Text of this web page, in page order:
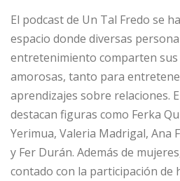
El podcast de Un Tal Fredo se
espacio donde diversas
entretenimiento comparten sus
amorosas, tanto para
aprendizajes sobre relaciones.
destacan figuras como Ferka
Yerimua, Valeria Madrigal, Ana
y Fer Durán. Además de
contado con la participación de